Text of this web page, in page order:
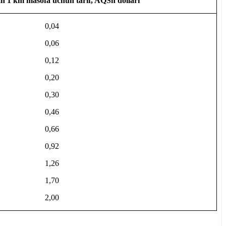
0,04
0,06
0,12
0,20
0,30
0,46
0,66
0,92
1,26
1,70
2,00